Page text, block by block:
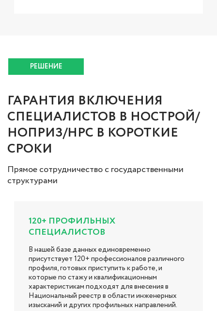
РЕШЕНИЕ
ГАРАНТИЯ ВКЛЮЧЕНИЯ
СПЕЦИАЛИСТОВ В НОСТРОЙ/
НОПРИЗ/НРС В КОРОТКИЕ
СРОКИ
Прямое сотрудничество с государственными
структурами
120+ ПРОФИЛЬНЫХ
СПЕЦИАЛИСТОВ
В нашей базе данных единовременно
присутствует 120+ профессионалов различного
профиля, готовых приступить к работе, и
которые по стажу и квалификационным
характеристикам подходят для внесения в
Национальный реестр в области инженерных
изысканий и других профильных направлений.